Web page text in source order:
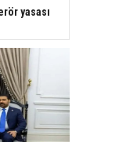
yasası